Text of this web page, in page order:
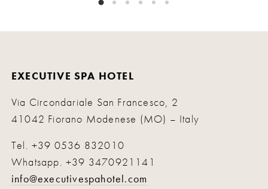
EXECUTIVE SPA HOTEL
Via Circondariale San Francesco, 2
41042 Fiorano Modenese (MO) – Italy
Tel. +39 0536 832010
Whatsapp. +39 3470921141
info@executivespahotel.com